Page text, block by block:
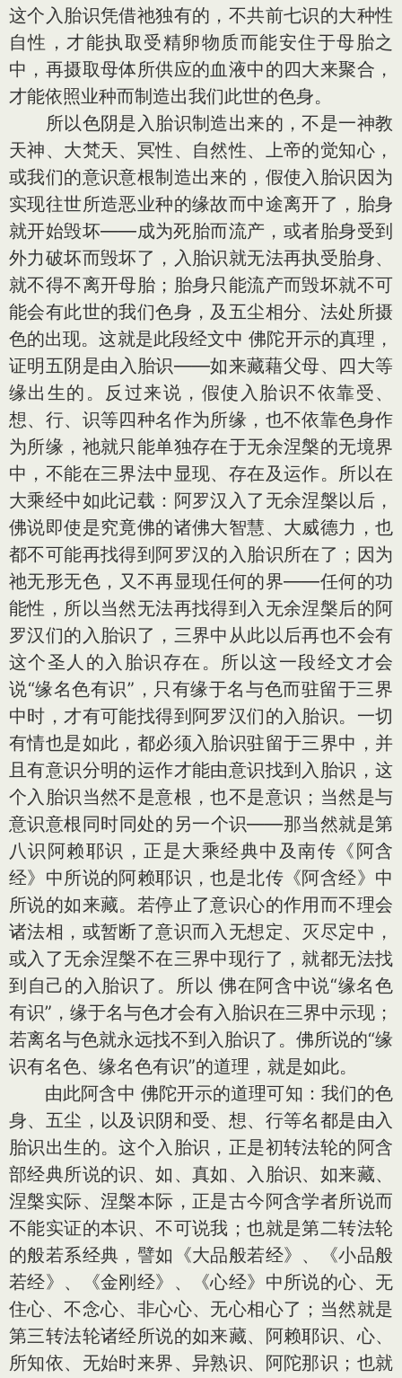
这个入胎识凭借祂独有的，不共前七识的大种性
自性，才能执取受精卵物质而能安住于母胎之
中，再摄取母体所供应的血液中的四大来聚合，
才能依照业种而制造出我们此世的色身。
所以色阴是入胎识制造出来的，不是一神教
天神、大梵天、冥性、自然性、上帝的觉知心，
或我们的意识意根制造出来的，假使入胎识因为
实现往世所造恶业种的缘故而中途离开了，胎身
就开始毁坏——成为死胎而流产，或者胎身受到
外力破坏而毁坏了，入胎识就无法再执受胎身、
就不得不离开母胎；胎身只能流产而毁坏就不可
能会有此世的我们色身，及五尘相分、法处所摄
色的出现。这就是此段经文中 佛陀开示的真理，
证明五阴是由入胎识——如来藏藉父母、四大等
缘出生的。反过来说，假使入胎识不依靠受、
想、行、识等四种名作为所缘，也不依靠色身作
为所缘，祂就只能单独存在于无余涅槃的无境界
中，不能在三界法中显现、存在及运作。所以在
大乘经中如此记载：阿罗汉入了无余涅槃以后，
佛说即使是究竟佛的诸佛大智慧、大威德力，也
都不可能再找得到阿罗汉的入胎识所在了；因为
祂无形无色，又不再显现任何的界——任何的功
能性，所以当然无法再找得到入无余涅槃后的阿
罗汉们的入胎识了，三界中从此以后再也不会有
这个圣人的入胎识存在。所以这一段经文才会
说“缘名色有识”，只有缘于名与色而驻留于三界
中时，才有可能找得到阿罗汉们的入胎识。一切
有情也是如此，都必须入胎识驻留于三界中，并
且有意识分明的运作才能由意识找到入胎识，这
个入胎识当然不是意根，也不是意识；当然是与
意识意根同时同处的另一个识——那当然就是第
八识阿赖耶识，正是大乘经典中及南传《阿含
经》中所说的阿赖耶识，也是北传《阿含经》中
所说的如来藏。若停止了意识心的作用而不理会
诸法相，或暂断了意识而入无想定、灭尽定中，
或入了无余涅槃不在三界中现行了，就都无法找
到自己的入胎识了。所以 佛在阿含中说“缘名色
有识”，缘于名与色才会有入胎识在三界中示现；
若离名与色就永远找不到入胎识了。佛所说的“缘
识有名色、缘名色有识”的道理，就是如此。
由此阿含中 佛陀开示的道理可知：我们的色
身、五尘，以及识阴和受、想、行等名都是由入
胎识出生的。这个入胎识，正是初转法轮的阿含
部经典所说的识、如、真如、入胎识、如来藏、
涅槃实际、涅槃本际，正是古今阿含学者所说而
不能实证的本识、不可说我；也就是第二转法轮
的般若系经典，譬如《大品般若经》、《小品般
若经》、《金刚经》、《心经》中所说的心、无
住心、不念心、非心心、无心相心了；当然就是
第三转法轮诸经所说的如来藏、阿赖耶识、心、
所知依、无始时来界、异熟识、阿陀那识；也就